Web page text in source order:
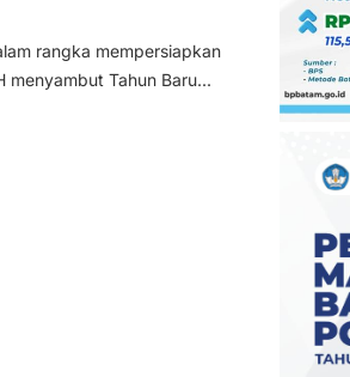
rangka mempersiapkan
menyambut Tahun Baru...